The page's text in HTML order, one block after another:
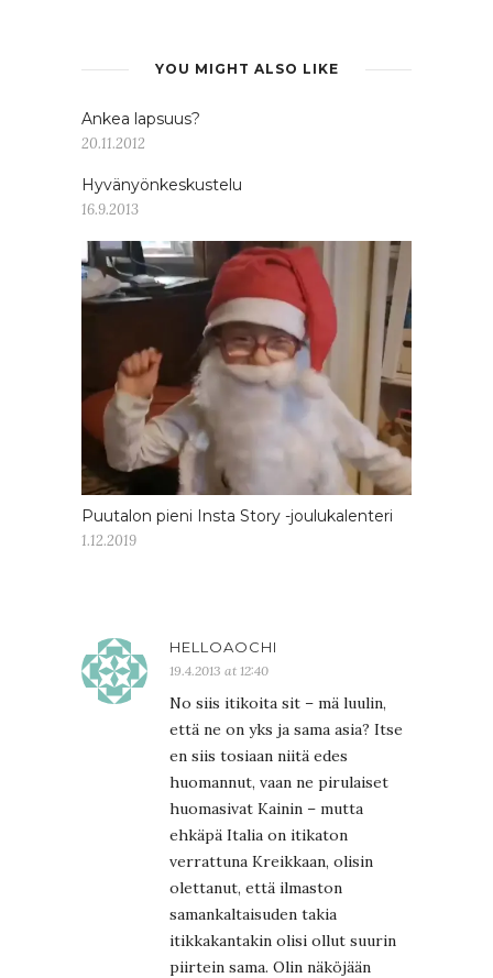
YOU MIGHT ALSO LIKE
Ankea lapsuus?
20.11.2012
Hyvänyönkeskustelu
16.9.2013
Puutalon pieni Insta Story -joulukalenteri
1.12.2019
HELLOAOCHI
19.4.2013 at 12:40
No siis itikoita sit – mä luulin,
että ne on yks ja sama asia? Itse
en siis tosiaan niitä edes
huomannut, vaan ne pirulaiset
huomasivat Kainin – mutta
ehkäpä Italia on itikaton
verrattuna Kreikkaan, olisin
olettanut, että ilmaston
samankaltaisuden takia
itikkakantakin olisi ollut suurin
piirtein sama. Olin näköjään